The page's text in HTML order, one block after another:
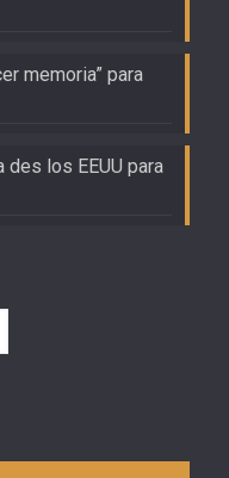
memoria” para
los EEUU para